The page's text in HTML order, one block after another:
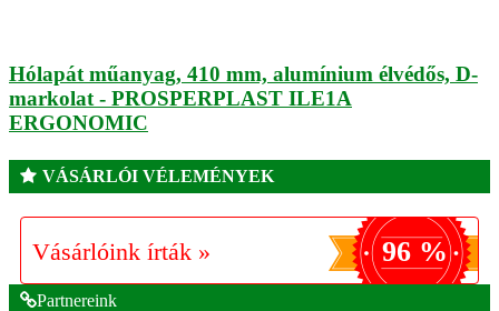
Hólapát műanyag, 410 mm, alumínium élvédős, D-
markolat - PROSPERPLAST ILE1A
ERGONOMIC
VÁSÁRLÓI VÉLEMÉNYEK
Vásárlóink írták » 96 %
Partnereink